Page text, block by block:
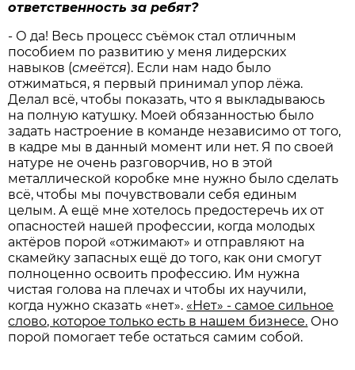
ответственность за ребят?
- О да! Весь процесс съёмок стал отличным
пособием по развитию у меня лидерских
навыков (смеётся). Если нам надо было
отжиматься, я первый принимал упор лёжа.
Делал всё, чтобы показать, что я выкладываюсь
на полную катушку. Моей обязанностью было
задать настроение в команде независимо от того,
в кадре мы в данный момент или нет. Я по своей
натуре не очень разговорчив, но в этой
металлической коробке мне нужно было сделать
всё, чтобы мы почувствовали себя единым
целым. А ещё мне хотелось предостеречь их от
опасностей нашей профессии, когда молодых
актёров порой «отжимают» и отправляют на
скамейку запасных ещё до того, как они смогут
полноценно освоить профессию. Им нужна
чистая голова на плечах и чтобы их научили,
когда нужно сказать «нет». «Нет» - самое сильное
слово, которое только есть в нашем бизнесе. Оно
порой помогает тебе остаться самим собой.